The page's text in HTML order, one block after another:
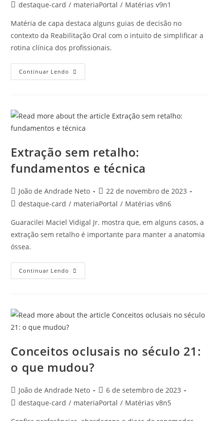
destaque-card / materiaPortal / Matérias v9n1
Matéria de capa destaca alguns guias de decisão no
contexto da Reabilitação Oral com o intuito de simplificar a
rotina clínica dos profissionais.
Continuar Lendo
Extração sem retalho:
fundamentos e técnica
João de Andrade Neto
22 de novembro de 2023
destaque-card / materiaPortal / Matérias v8n6
Guaracilei Maciel Vidigal Jr. mostra que, em alguns casos, a
extração sem retalho é importante para manter a anatomia
óssea.
Continuar Lendo
Conceitos oclusais no século 21:
o que mudou?
João de Andrade Neto
6 de setembro de 2023
destaque-card / materiaPortal / Matérias v8n5